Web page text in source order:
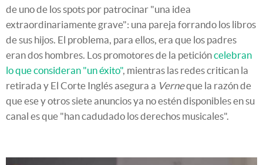
de uno de los spots por patrocinar "una idea
extraordinariamente grave": una pareja forrando los libros
de sus hijos. El problema, para ellos, era que los padres
eran dos hombres. Los promotores de la peticióncelebran
lo que consideran "un éxito", mientras las redes critican la
retirada y El Corte Inglés asegura a Verneque la razón de
que ese y otros siete anuncios ya no estén disponibles en su
canal es que "han cadudado los derechos musicales".